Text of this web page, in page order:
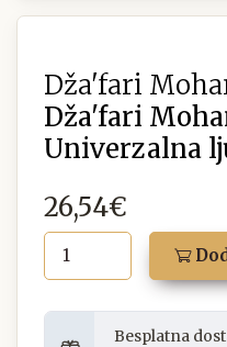
Dža'fari
Dža'fari
Univerzalna
26,54€
Besplatna